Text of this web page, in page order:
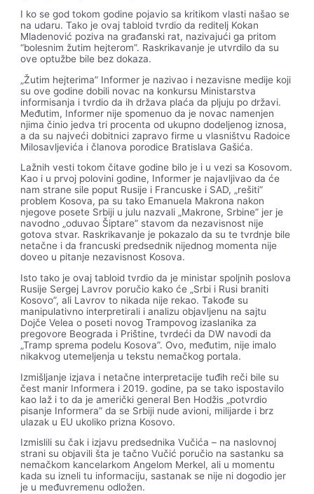
I ko se god tokom godine pojavio sa kritikom vlasti našao se
na udaru. Tako je ovaj tabloid tvrdio da reditelj Kokan
Mladenović poziva na građanski rat, nazivajući ga pritom
“bolesnim žutim hejterom”. Raskrikavanje je utvrdilo da su
ove optužbe bile bez dokaza.
„Žutim hejterima” Informer je nazivao i nezavisne medije koji
su ove godine dobili novac na konkursu Ministarstva
informisanja i tvrdio da ih država plaća da pljuju po državi.
Međutim, Informer nije spomenuo da je novac namenjen
njima činio jedva tri procenta od ukupno dodeljenog iznosa,
a da su najveći dobitnici zapravo firme u vlasništvu Radoice
Milosavljevića i članova porodice Bratislava Gašića.
Lažnih vesti tokom čitave godine bilo je i u vezi sa Kosovom.
Kao i u prvoj polovini godine, Informer je najavljivao da će
nam strane sile poput Rusije i Francuske i SAD, „rešiti”
problem Kosova, pa su tako Emanuela Makrona nakon
njegove posete Srbiji u julu nazvali „Makrone, Srbine” jer je
navodno „oduvao Šiptare” stavom da nezavisnost nije
gotova stvar. Raskrikavanje je pokazalo da su te tvrdnje bile
netačne i da francuski predsednik nijednog momenta nije
doveo u pitanje nezavisnost Kosova.
Isto tako je ovaj tabloid tvrdio da je ministar spoljnih poslova
Rusije Sergej Lavrov poručio kako će „Srbi i Rusi braniti
Kosovo”, ali Lavrov to nikada nije rekao. Takođe su
manipulativno interpretirali i analizu objavljenu na sajtu
Dojče Velea o poseti novog Trampovog izaslanika za
pregovore Beograda i Prištine, tvrdeći da DW navodi da
„Tramp sprema podelu Kosova”. Ovo, međutim, nije imalo
nikakvog utemeljenja u tekstu nemačkog portala.
Izmišljanje izjava i netačne interpretacije tuđih reči bile su
čest manir Informera i 2019. godine, pa se tako ispostavilo
kao laž i to da je američki general Ben Hodžis „potvrdio
pisanje Informera” da se Srbiji nude avioni, milijarde i brz
ulazak u EU ukoliko prizna Kosovo.
Izmislili su čak i izjavu predsednika Vučića – na naslovnoj
strani su objavili šta je tačno Vučić poručio na sastanku sa
nemačkom kancelarkom Angelom Merkel, ali u momentu
kada su izneli tu informaciju, sastanak se nije ni dogodio jer
je u međuvremenu odložen.